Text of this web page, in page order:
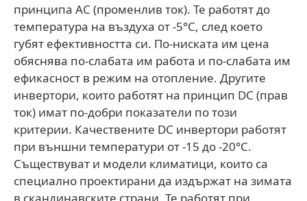
принципа AC (променлив ток). Те работят до
температура на въздуха от -5°С, след което
губят ефективността си. По-ниската им цена
обяснява по-слабата им работа и по-слабата им
ефикасност в режим на отопление. Другите
инвертори, които работят на принцип DC (прав
ток) имат по-добри показатели по този
критерии. Качествените DC инвертори работят
при външни температури от -15 до -20°С.
Съществуват и модели климатици, които са
специално проектирани да издържат на зимата
в скандинавските страни. Те работят при